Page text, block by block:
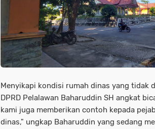
Menyikapi kondisi rumah dinas yang tidak
DPRD Pelalawan Baharuddin SH angkat
kami juga memberikan contoh kepada
dinas," ungkap Baharuddin yang sedang